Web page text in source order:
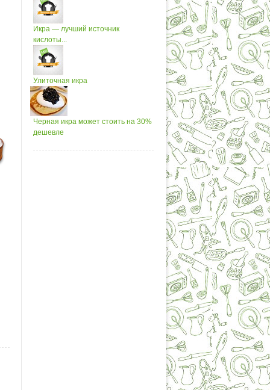
Икра — лучший источник
кислоты...
Улиточная икра
Черная икра может стоить на 30%
дешевле